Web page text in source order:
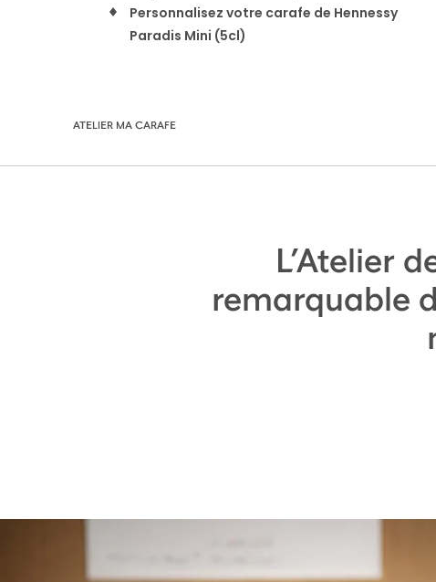
Personnalisez votre carafe de Hennessy
Paradis Mini (5cl)
ATELIER MA CARAFE
L’Atelier
remarquable